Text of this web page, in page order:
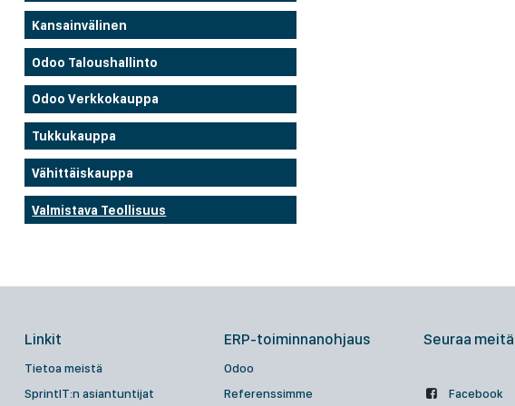
Kansainvälinen
Odoo Taloushallinto
Odoo Verkkokauppa
Tukkukauppa
Vähittäiskauppa
Valmistava Teollisuus
Linkit
Tietoa meistä
SprintIT:n asiantuntijat
ERP-toiminnanohjaus
Odoo
Referenssimme
Seuraa meitä
Facebook